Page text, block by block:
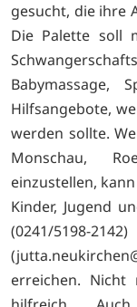
gesucht, die ihre
Die Palette soll
Hilfsangebote,
werden sollte.
Monschau,
einzustellen,
Kinder, Jugend
(0241/
erreichen.